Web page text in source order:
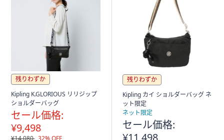
残りわずか
Kipling K.GLORIOUS リリジップ
ショルダーバッグ
セール価格:
¥9,498
¥14,080 32% OFF
残りわずか
Kipling カイ ショルダーバッグ ネ
ット限定
ネット限定
セール価格:
¥11,498